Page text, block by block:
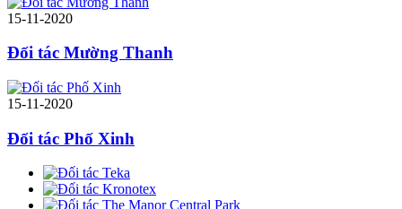
15-11-2020
Đối tác Mường Thanh
15-11-2020
Đối tác Phố Xinh